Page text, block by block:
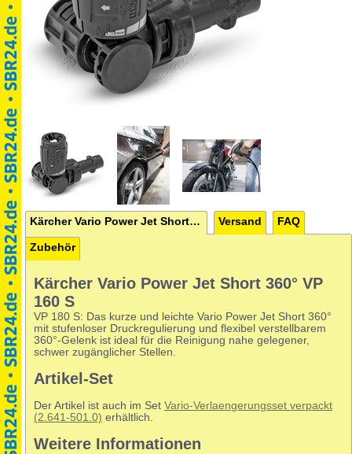
Kärcher Vario Power Jet Short 360° VP 160 S Versand FAQ
Zubehör
Kärcher Vario Power Jet Short 360° VP
160 S
VP 180 S: Das kurze und leichte Vario Power Jet Short 360°
mit stufenloser Druckregulierung und flexibel verstellbarem
360°-Gelenk ist ideal für die Reinigung nahe gelegener,
schwer zugänglicher Stellen.
Artikel-Set
Der Artikel ist auch im Set Vario-Verlaengerungsset verpackt
(2.641-501.0) erhältlich.
Weitere Informationen